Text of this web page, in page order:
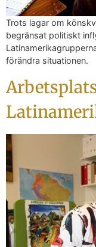
Trots lagar om
begränsat politiskt
förändra situationen.